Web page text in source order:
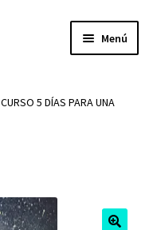
Menú
hijo
CURSO 5 DÍAS PARA UNA